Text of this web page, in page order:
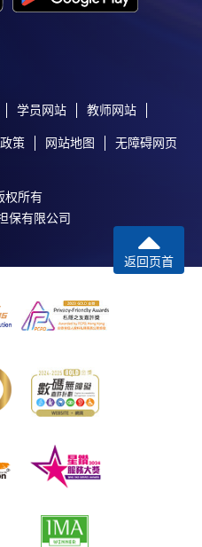
学员网站 教师网站
策 网站地图 无障碍网页
权所有
保有限公司
返回页首